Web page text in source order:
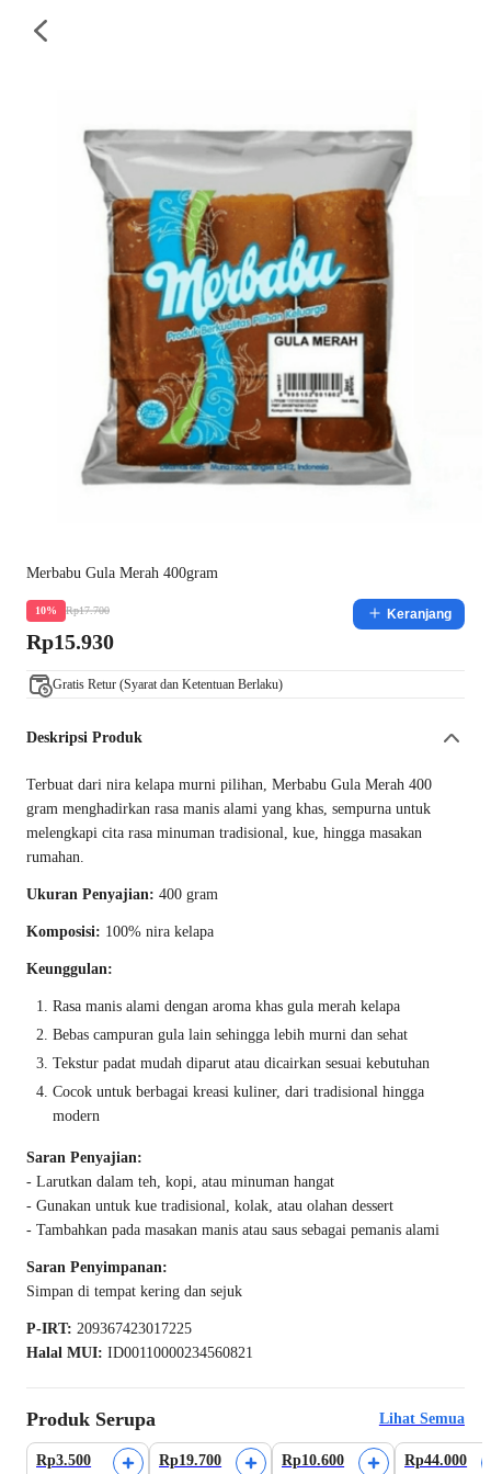
Merbabu Gula Merah 400gram
10% Rp17.700
Rp15.930
Keranjang
Gratis Retur (Syarat dan Ketentuan Berlaku)
Deskripsi Produk
Terbuat dari nira kelapa murni pilihan, Merbabu Gula Merah 400
gram menghadirkan rasa manis alami yang khas, sempurna untuk
melengkapi cita rasa minuman tradisional, kue, hingga masakan
rumahan.
Ukuran Penyajian: 400 gram
Komposisi: 100% nira kelapa
Keunggulan:
Rasa manis alami dengan aroma khas gula merah kelapa
Bebas campuran gula lain sehingga lebih murni dan sehat
Tekstur padat mudah diparut atau dicairkan sesuai kebutuhan
Cocok untuk berbagai kreasi kuliner, dari tradisional hingga
modern
Saran Penyajian:
- Larutkan dalam teh, kopi, atau minuman hangat
- Gunakan untuk kue tradisional, kolak, atau olahan dessert
- Tambahkan pada masakan manis atau saus sebagai pemanis alami
Saran Penyimpanan:
Simpan di tempat kering dan sejuk
P-IRT: 209367423017225
Halal MUI: ID00110000234560821
Produk Serupa Lihat Semua
Rp3.500 Rp19.700 Rp10.600 Rp44.000